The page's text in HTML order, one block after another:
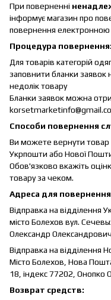
При поверненні
інформує магазин про
повернення
Процедура повернення:
Для товарів категорій
заповнити бланки заявок
недолік товару
Бланки заявок можна
Способи повернення
Ви можете вернути товар
Укрпошти або Нової
Обов'язково вкажіть
товару за чеком.
Адреса для
Відправка на відділення
місто Болехов вул.
Олександр Олександрович
Відправка на відділення
Місто Болехов, Нова
18, індекс 77202, Онопко
Возврат средств: